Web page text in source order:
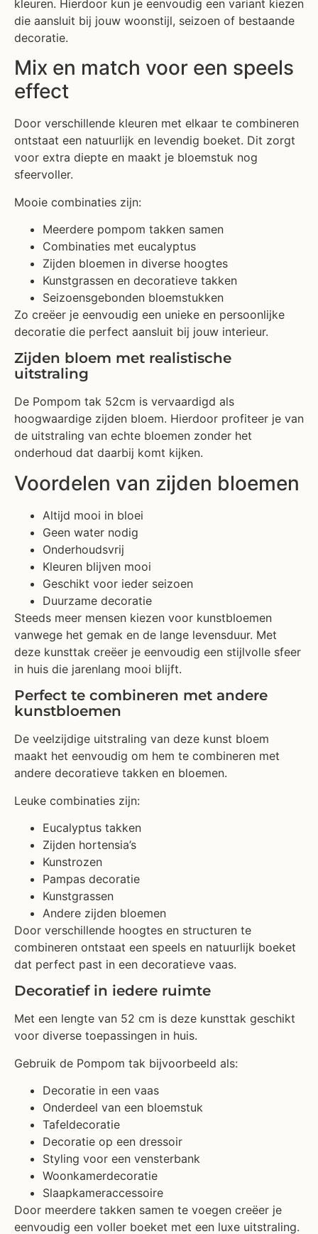
kleuren. Hierdoor kun je eenvoudig een variant kiezen
die aansluit bij jouw woonstijl, seizoen of bestaande
decoratie.
Mix en match voor een speels
effect
Door verschillende kleuren met elkaar te combineren
ontstaat een natuurlijk en levendig boeket. Dit zorgt
voor extra diepte en maakt je bloemstuk nog
sfeervoller.
Mooie combinaties zijn:
Meerdere pompom takken samen
Combinaties met eucalyptus
Zijden bloemen in diverse hoogtes
Kunstgrassen en decoratieve takken
Seizoensgebonden bloemstukken
Zo creëer je eenvoudig een unieke en persoonlijke
decoratie die perfect aansluit bij jouw interieur.
Zijden bloem met realistische
uitstraling
De Pompom tak 52cm is vervaardigd als
hoogwaardige zijden bloem. Hierdoor profiteer je van
de uitstraling van echte bloemen zonder het
onderhoud dat daarbij komt kijken.
Voordelen van zijden bloemen
Altijd mooi in bloei
Geen water nodig
Onderhoudsvrij
Kleuren blijven mooi
Geschikt voor ieder seizoen
Duurzame decoratie
Steeds meer mensen kiezen voor kunstbloemen
vanwege het gemak en de lange levensduur. Met
deze kunsttak creëer je eenvoudig een stijlvolle sfeer
in huis die jarenlang mooi blijft.
Perfect te combineren met andere
kunstbloemen
De veelzijdige uitstraling van deze kunst bloem
maakt het eenvoudig om hem te combineren met
andere decoratieve takken en bloemen.
Leuke combinaties zijn:
Eucalyptus takken
Zijden hortensia’s
Kunstrozen
Pampas decoratie
Kunstgrassen
Andere zijden bloemen
Door verschillende hoogtes en structuren te
combineren ontstaat een speels en natuurlijk boeket
dat perfect past in een decoratieve vaas.
Decoratief in iedere ruimte
Met een lengte van 52 cm is deze kunsttak geschikt
voor diverse toepassingen in huis.
Gebruik de Pompom tak bijvoorbeeld als:
Decoratie in een vaas
Onderdeel van een bloemstuk
Tafeldecoratie
Decoratie op een dressoir
Styling voor een vensterbank
Woonkamerdecoratie
Slaapkameraccessoire
Door meerdere takken samen te voegen creëer je
eenvoudig een voller boeket met een luxe uitstraling.